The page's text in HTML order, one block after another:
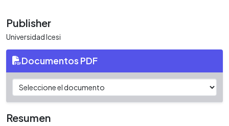
Publisher
Universidad Icesi
Documentos PDF
Resumen